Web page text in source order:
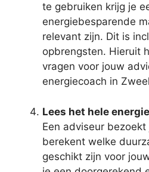
te gebruiken krijg je
energiebesparende
relevant zijn. Dit is
opbrengsten. Hieruit
vragen voor jouw
energiecoach in
Lees het hele
Een adviseur
berekent welke
geschikt zijn voor